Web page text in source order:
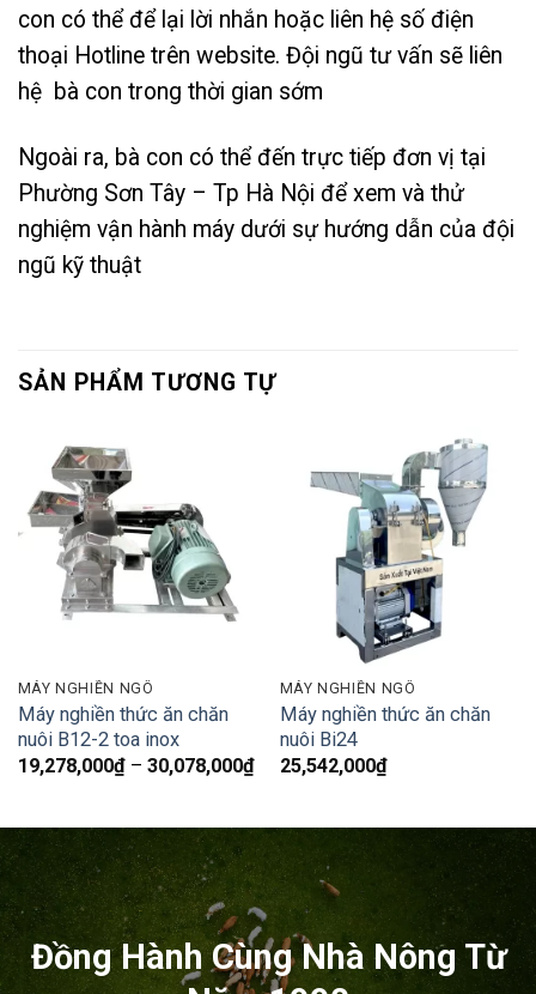
con có thể để lại lời nhắn hoặc liên hệ số điện
thoại Hotline trên website. Đội ngũ tư vấn sẽ liên
hệ bà con trong thời gian sớm
Ngoài ra, bà con có thể đến trực tiếp đơn vị tại
Phường Sơn Tây – Tp Hà Nội để xem và thử
nghiệm vận hành máy dưới sự hướng dẫn của đội
ngũ kỹ thuật
SẢN PHẨM TƯƠNG TỰ
MÁY NGHIỀN NGÔ
Máy nghiền thức ăn chăn
nuôi B12-2 toa inox
19,278,000₫ – 30,078,000₫Khoảng
19,278,000₫
đến
30,078,000₫
MÁY NGHIỀN NGÔ
Máy nghiền thức ăn chăn
nuôi Bi24
25,542,000₫
Đồng Hành Cùng Nhà Nông Từ